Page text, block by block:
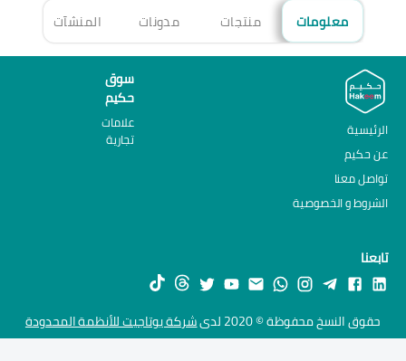
معلومات منتجات مدونات المنشآت
الرئيسية
عن حكيم
تواصل معنا
الشروط و الخصوصية
سوق
حكيم
علامات
تجارية
تابعنا
حقوق النسخ محفوظة © 2020 لدى شركة يوتاجيت للأنظمة المحدودة